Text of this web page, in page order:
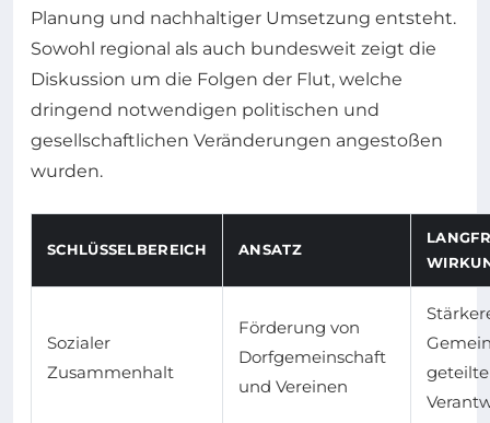
Planung und nachhaltiger Umsetzung entsteht.
Sowohl regional als auch bundesweit zeigt die
Diskussion um die Folgen der Flut, welche
dringend notwendigen politischen und
gesellschaftlichen Veränderungen angestoßen
wurden.
SCHLÜSSELBEREICH ANSATZ
Sozialer
Zusammenhalt
Förderung von
Dorfgemeinschaft
und Vereinen
geteilte